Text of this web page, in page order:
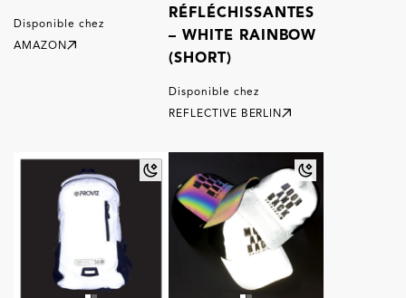
Disponible chez
AMAZON
RÉFLÉCHISSANTES
– WHITE RAINBOW
(SHORT)
Disponible chez
REFLECTIVE BERLIN